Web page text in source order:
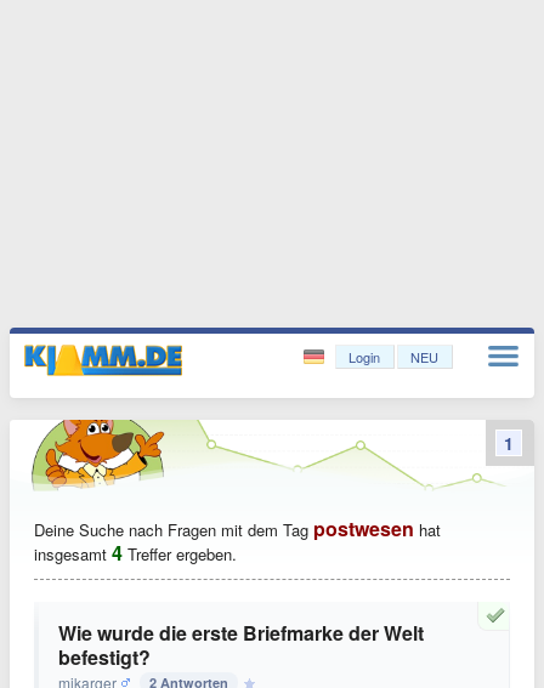
Login NEU
Deine Suche nach Fragen mit dem Tag postwesen hat
insgesamt 4 Treffer ergeben.
Wie wurde die erste Briefmarke der Welt
befestigt?
mikarger 2 Antworten
1